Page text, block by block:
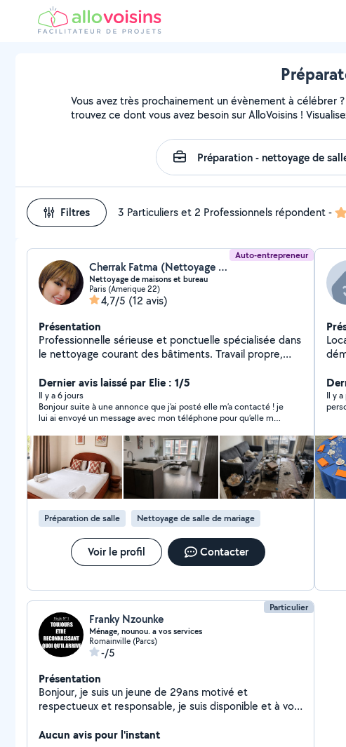
Vous avez très prochainement un évènement à célébrer
trouvez ce dont vous avez besoin sur AlloVoisins !
Filtres 3 Particuliers et 2 Professionnels répondent-
Auto-entrepreneur
Cherrak Fatma (Nettoyage Courant Des Bâtiments)
Nettoyage de maisons et bureau
Paris (Amerique 22)
4,7/5 (12 avis)
Présentation
Professionnelle sérieuse et ponctuelle spécialisée dans
le nettoyage courant des bâtiments. Travail propre,
entretien et aide à domicile. Satisfaction et respect
des délais garantis.
Dernier avis laissé par Elie : 1/5
Il y a 6 jours
Bonjour suite à une annonce que j’ai posté elle m’a contacté ! je
lui ai envoyé un message avec mon téléphone pour qu’elle me
Préparation de salle Nettoyage de salle de mariage
Voir le profil Contacter
Il y
Particulier
Franky Nzounke
Ménage, nounou. a vos services
Romainville (Parcs)
-/5
Présentation
Bonjour, je suis un jeune de 29ans motivé et
respectueux et responsable, je suis disponible et à vos
Aucun avis pour l'instant